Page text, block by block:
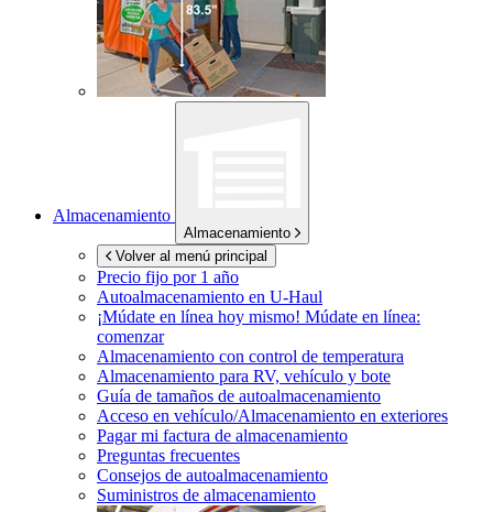
Almacenamiento
Almacenamiento
Volver al menú principal
Precio fijo por 1 año
Autoalmacenamiento en U-Haul
¡Múdate en línea hoy mismo! Múdate en línea:
comenzar
Almacenamiento con control de temperatura
Almacenamiento para RV, vehículo y bote
Guía de tamaños de autoalmacenamiento
Acceso en vehículo/Almacenamiento en exteriores
Pagar mi factura de almacenamiento
Preguntas frecuentes
Consejos de autoalmacenamiento
Suministros de almacenamiento